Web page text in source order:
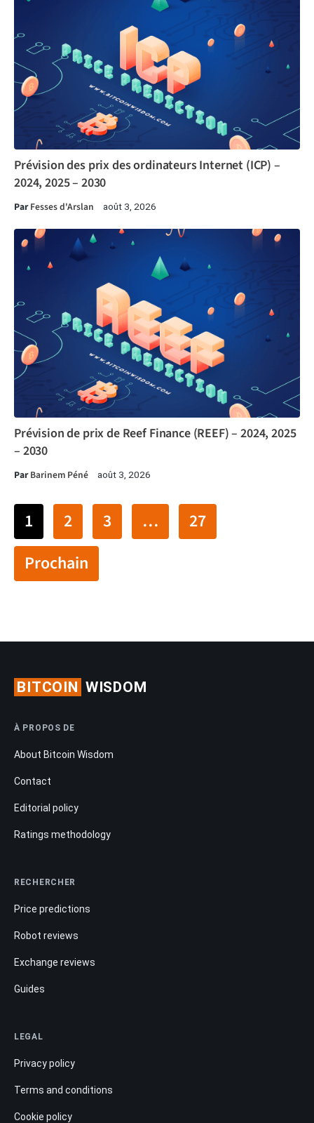
Prévision des prix des ordinateurs Internet (ICP) –
2024, 2025 – 2030
ParFesses d'Arslan août 3, 2026
Prévision de prix de Reef Finance (REEF) – 2024, 2025
– 2030
ParBarinem Péné août 3, 2026
1 2 3 …
27
Prochain
BITCOIN WISDOM
À PROPOS DE
About Bitcoin Wisdom
Contact
Editorial policy
Ratings methodology
RECHERCHER
Price predictions
Robot reviews
Exchange reviews
Guides
LEGAL
Privacy policy
Terms and conditions
Cookie policy